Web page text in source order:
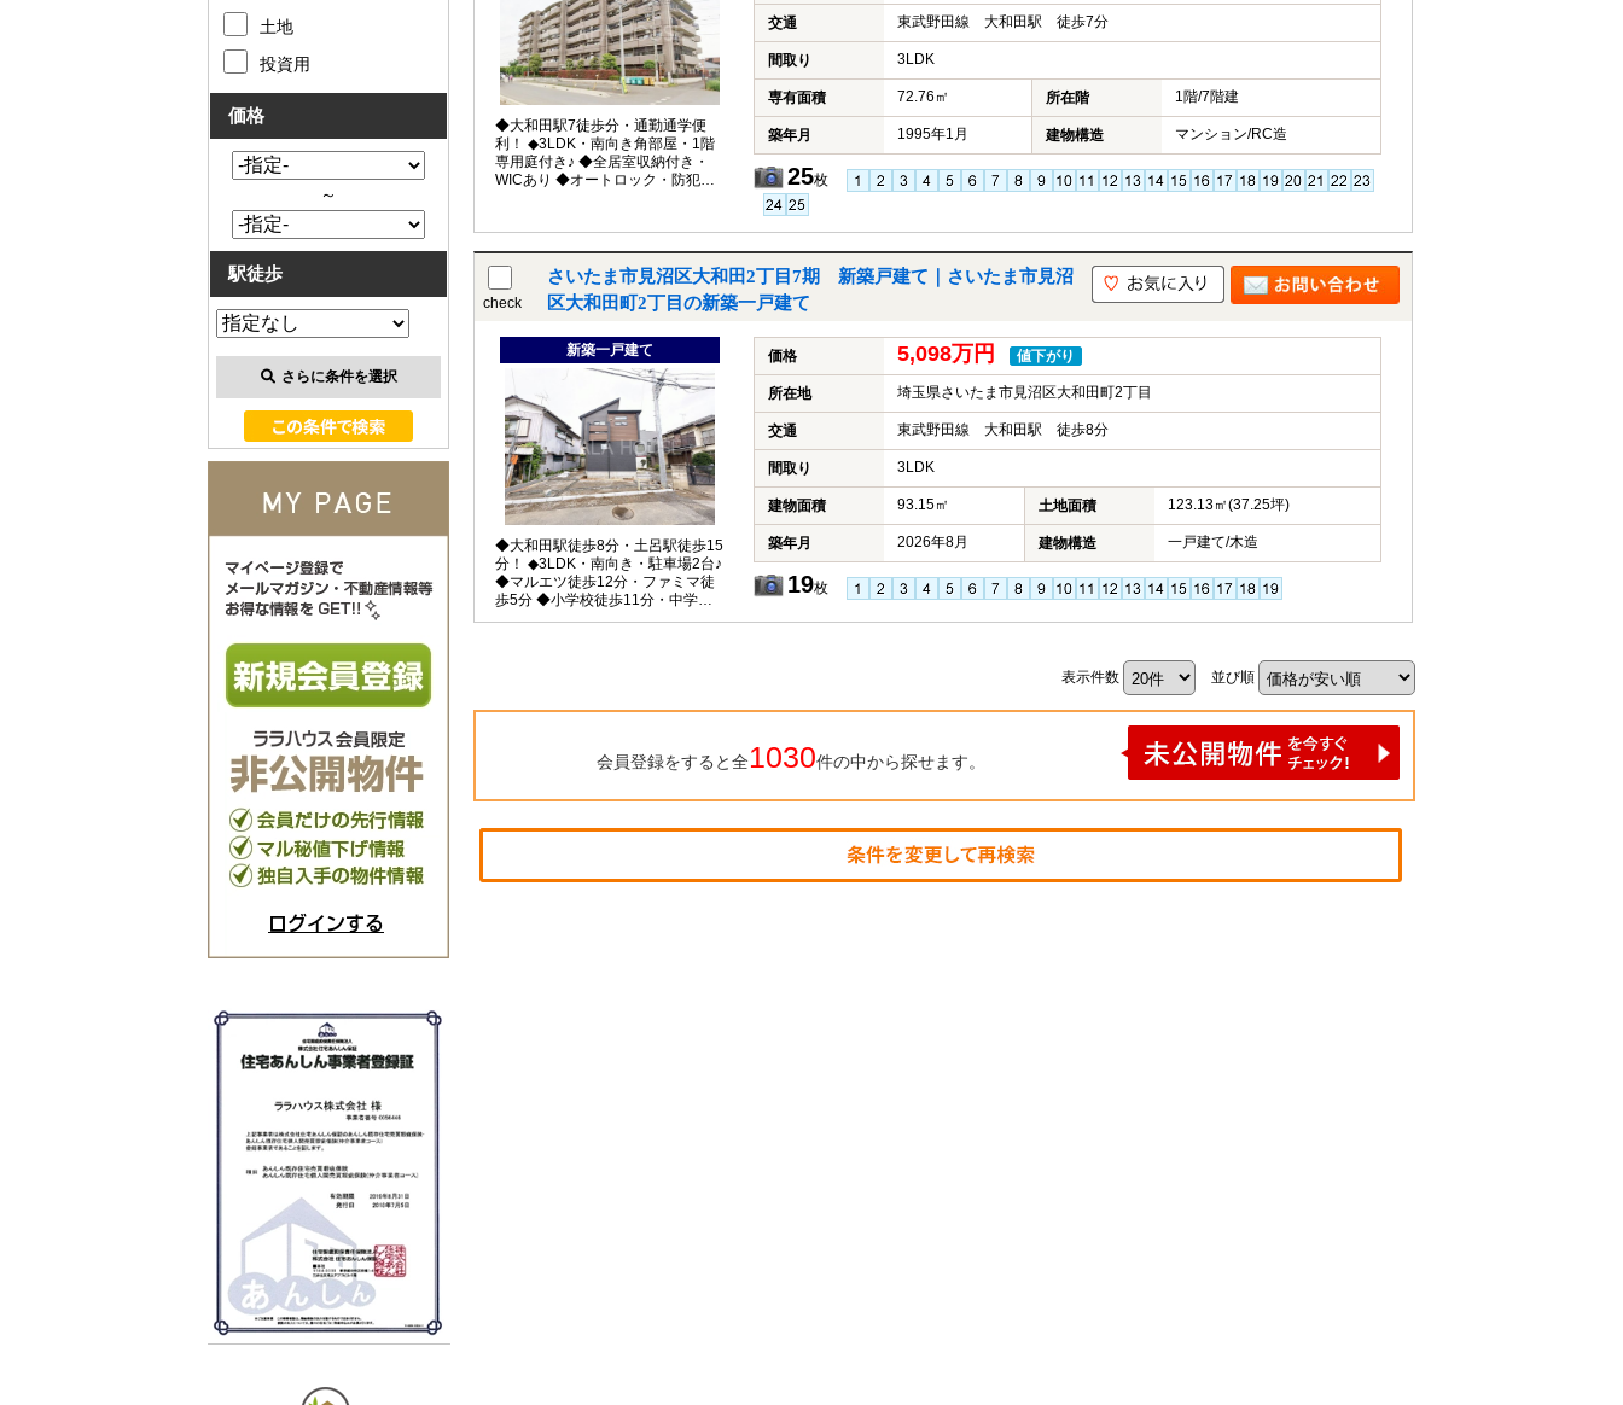
◆大和田駅7徒歩分・通勤通学便
利！ ◆3LDK・南向き角部屋・1階
専用庭付き♪ ◆全居室収納付き・
WICあり ◆オートロック・防犯カ
交通 東武野田線 大和田駅 徒歩7分
間取り 3LDK
専有面積 72.76㎡ 所在階 1階/7階建
築年月 1995年1月 建物構造 マンション/RC造
25枚
check
さいたま市見沼区大和田2丁目7期 新築戸建て｜さいたま市見沼
区大和田町2丁目の新築一戸建て
新築一戸建て
◆大和田駅徒歩8分・土呂駅徒歩15
分！ ◆3LDK・南向き・駐車場2台♪
◆マルエツ徒歩12分・ファミマ徒
歩5分 ◆小学校徒歩11分・中学校徒
歩12分☆
価格 5,098万円 値下がり
所在地 埼玉県さいたま市見沼区大和田町2丁目
交通 東武野田線 大和田駅 徒歩8分
間取り 3LDK
建物面積 93.15㎡ 土地面積 123.13㎡(37.25坪)
築年月 2026年8月 建物構造 一戸建て/木造
19枚
表示件数 並び順
会員登録をすると全1030件の中から探せます。
土地
投資用
価格
～
駅徒歩
さらに条件を選択
ログインする